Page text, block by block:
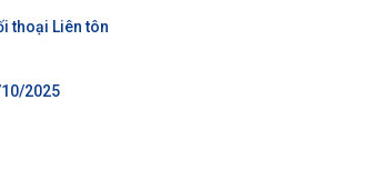
thoại Liên tôn
2025